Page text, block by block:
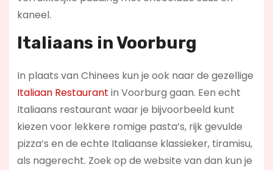
kaneel.
Italiaans in Voorburg
In plaats van Chinees kun je ook naar de gezellige
Italiaan Restaurant in Voorburg gaan. Een echt
Italiaans restaurant waar je bijvoorbeeld kunt
kiezen voor lekkere romige pasta’s, rijk gevulde
pizza’s en de echte Italiaanse klassieker, tiramisu,
als nagerecht. Zoek op de website van dan kun je